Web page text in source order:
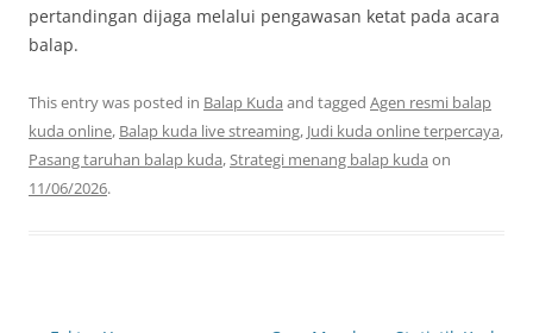
pertandingan dijaga melalui pengawasan ketat pada acara
balap.
This entry was posted in Balap Kuda and tagged Agen resmi balap
kuda online, Balap kuda live streaming, Judi kuda online terpercaya,
Pasang taruhan balap kuda,Strategi menang balap kuda on
11/06/2026.